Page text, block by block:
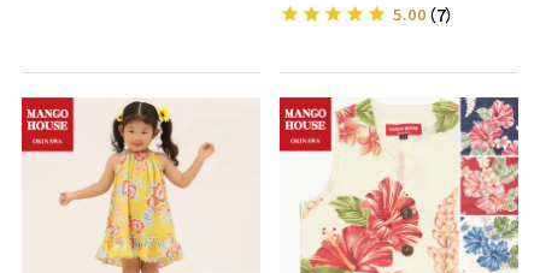
5.00 （7）